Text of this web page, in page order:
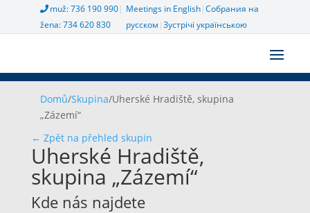
muž: 736 190 990|
žena: 734 620 830
Meetings in English|Собрания на
русском |Зустрічі українською
Domů/Skupina/Uherské Hradiště, skupina
„Zázemí“
← Zpět na přehled skupin
Uherské Hradiště,
skupina „Zázemí“
Kde nás najdete